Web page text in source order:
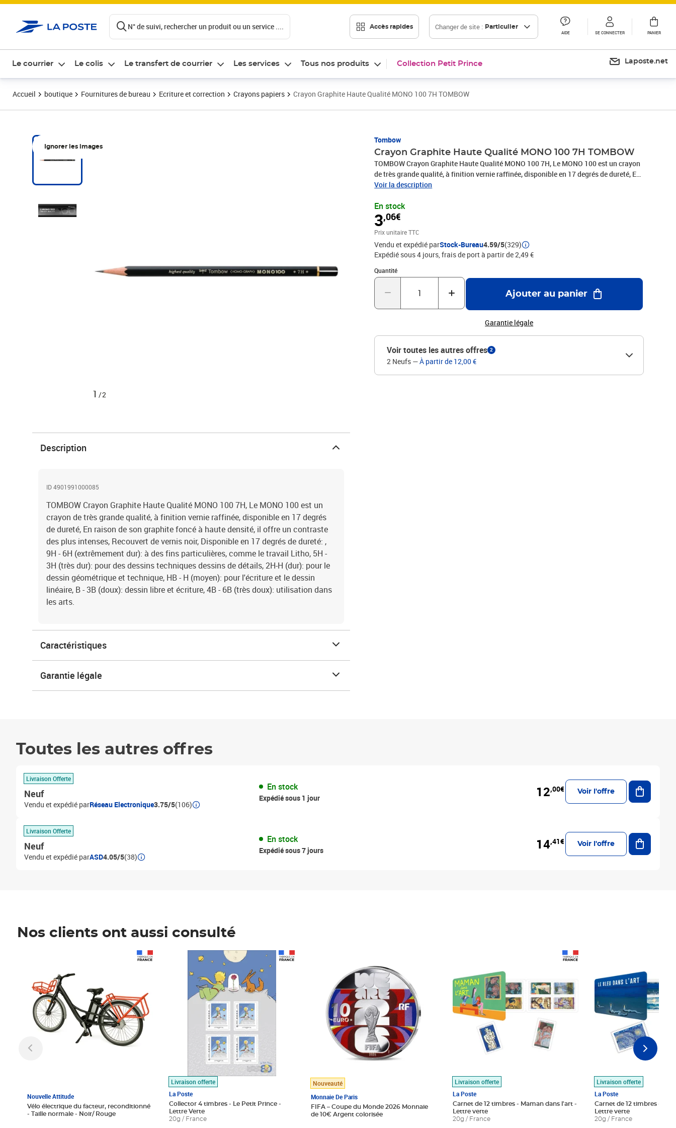
N° de suivi, rechercher un produit ou un service .... Accès rapides Changer de site : Particulier
AIDE SE CONNECTER PANIER
Le courrier Le colis Le transfert de courrier Les services Tous nos produits Collection Petit Prince Laposte.net
Accueil boutique Fournitures de bureau Ecriture et correction Crayons papiers Crayon Graphite Haute Qualité MONO 100 7H TOMBOW
Ignorer les images
1 /2
Tombow
Crayon Graphite Haute Qualité MONO 100 7H TOMBOW
TOMBOW Crayon Graphite Haute Qualité MONO 100 7H, Le MONO 100 est un crayon
de très grande qualité, à finition vernie raffinée, disponible en 17 degrés de dureté, En
raison de son graphite foncé à haute densité, il offre un contraste des plus intenses,
dur): à des fins particulières, comme le travail Litho, 5H - 3H (très dur): pour des
dessins techniques dessins de détails, 2H-H (dur): pour le dessin géométrique et
technique, HB - H (moyen): pour l'écriture et le dessin linéaire, B - 3B (doux): dessin
libre et écriture, 4B - 6B (très doux): utilisation dans les arts.
Voir la description
En stock
3,06€
Prix 3,06€
Prix unitaire TTC
Vendu et expédié parStock-Bureau4.59/5(329)
Expédié sous 4 jours, frais de port à partir de 2,49 €
Quantité
Quantité : 1
Ajouter au panier
Garantie légale
Voir toutes les autres offres 2
2 Neufs —À partir de 12,00 €
Description
ID 4901991000085
TOMBOW Crayon Graphite Haute Qualité MONO 100 7H, Le MONO 100 est un
crayon de très grande qualité, à finition vernie raffinée, disponible en 17 degrés
de dureté, En raison de son graphite foncé à haute densité, il offre un contraste
des plus intenses, Recouvert de vernis noir, Disponible en 17 degrés de dureté: ,
9H - 6H (extrêmement dur): à des fins particulières, comme le travail Litho, 5H -
3H (très dur): pour des dessins techniques dessins de détails, 2H-H (dur): pour le
dessin géométrique et technique, HB - H (moyen): pour l'écriture et le dessin
linéaire, B - 3B (doux): dessin libre et écriture, 4B - 6B (très doux): utilisation dans
les arts.
Caractéristiques
Garantie légale
Toutes les autres offres
Livraison Offerte
Neuf
Vendu et expédié parRéseau Electronique3.75/5(106)
En stock
Expédié sous 1 jour 12,00€ Voir l'offre
Ajouter
Livraison Offerte
Neuf
Vendu et expédié parASD4.05/5(38)
En stock
Expédié sous 7 jours 14,41€ Voir l'offre
Ajouter
Nos clients ont aussi consulté
Nouvelle Attitude
Vélo électrique du facteur, reconditionné
- Taille normale - Noir/ Rouge
Livraison offerte
La Poste
Collector 4 timbres - Le Petit Prince -
Lettre Verte
20g / France
Prix 7,50€
Nouveauté
Monnaie De Paris
FIFA – Coupe du Monde 2026 Monnaie
de 10€ Argent colorisée
Livraison offerte
La Poste
Carnet de 12 timbres - Maman dans l'art -
Lettre verte
20g / France
Livraison offerte
La Poste
Carnet de 12 timbres - Le
Lettre verte
20g / France